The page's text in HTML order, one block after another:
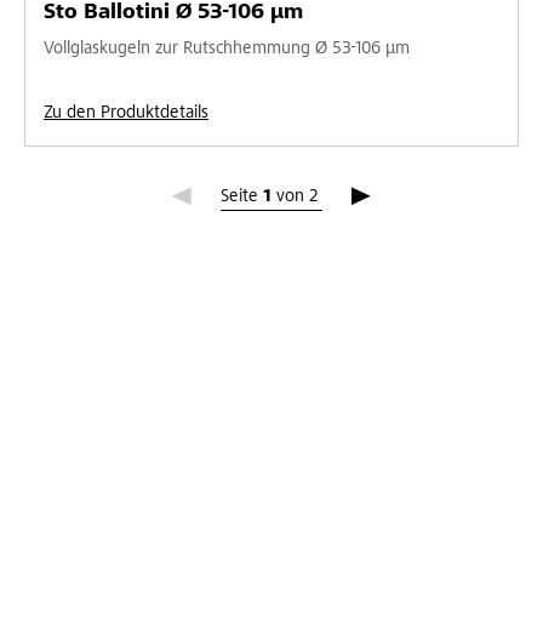
Sto Ballotini Ø 53-106 µm
Vollglaskugeln zur Rutschhemmung Ø 53-106 µm
Zu den Produktdetails
Seite 1 von 2
Seite 1